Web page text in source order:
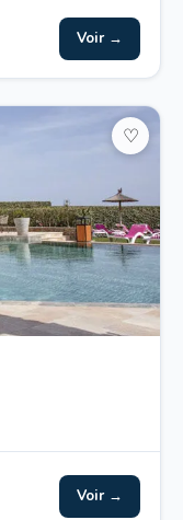
Voir →
♡
Voir →